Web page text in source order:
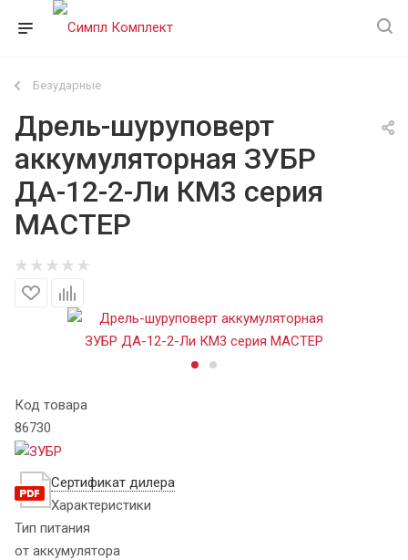
Безударные
Дрель-шуруповерт
аккумуляторная ЗУБР
ДА-12-2-Ли КМ3 серия
МАСТЕР
Код товара
86730
Сертификат дилера
Характеристики
Тип питания
от аккумулятора